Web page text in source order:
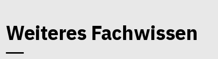
Weiteres Fachwissen